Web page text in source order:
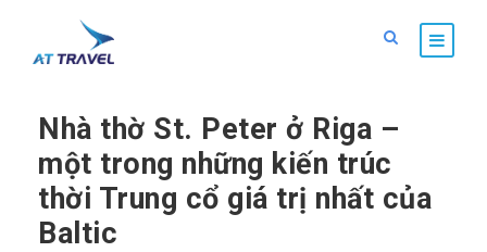
Nhà thờ St. Peter ở Riga –
một trong những kiến trúc
thời Trung cổ giá trị nhất của
Baltic